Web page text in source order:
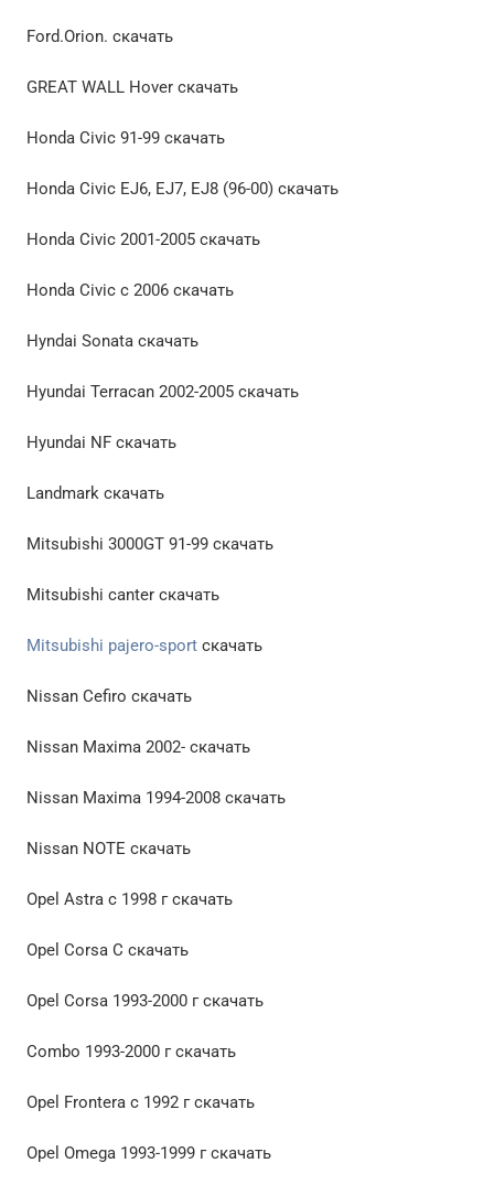
Ford.Orion. скачать
GREAT WALL Hover скачать
Honda Civic 91-99 скачать
Honda Civic EJ6, EJ7, EJ8 (96-00) скачать
Honda Civic 2001-2005 скачать
Honda Civic с 2006 скачать
Hyndai Sonata скачать
Hyundai Terracan 2002-2005 скачать
Hyundai NF скачать
Landmark скачать
Mitsubishi 3000GT 91-99 скачать
Mitsubishi canter скачать
Mitsubishi pajero-sport скачать
Nissan Cefiro скачать
Nissan Maxima 2002- скачать
Nissan Maxima 1994-2008 скачать
Nissan NOTE скачать
Opel Astra c 1998 г скачать
Opel Сorsa С скачать
Opel Corsa 1993-2000 г скачать
Combo 1993-2000 г скачать
Opel Frontera c 1992 г скачать
Opel Omega 1993-1999 г скачать